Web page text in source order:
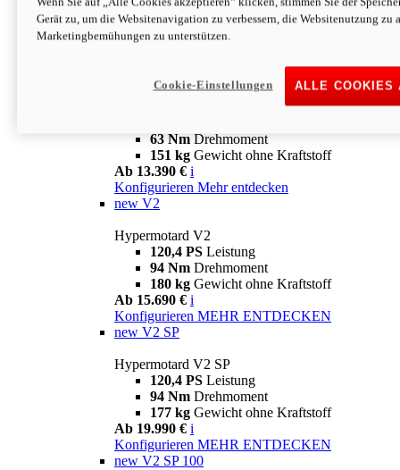
63 NmDrehmoment
151 kgGewicht ohne Kraftstoff
Ab 13.890 € i
63 Nm Drehmoment
151 kg Gewicht ohne Kraftstoff
Ab 13.390 € i
Konfigurieren Mehr entdecken
new V2
Hypermotard V2
120,4 PS Leistung
94 Nm Drehmoment
180 kg Gewicht ohne Kraftstoff
Ab 15.690 € i
Konfigurieren MEHR ENTDECKEN
new V2 SP
Hypermotard V2 SP
120,4 PS Leistung
94 Nm Drehmoment
177 kg Gewicht ohne Kraftstoff
Ab 19.990 € i
Konfigurieren MEHR ENTDECKEN
new V2 SP 100
Gerät zu, um die Websitenavigation zu verbessern, die Websitenutzung zu
Marketingbemühungen zu unterstützen.
ALLE COOKIES
Cookie-Einstellungen